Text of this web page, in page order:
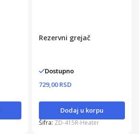
Rezervni grejač
Dostupno
729,00 RSD
Dodaj u korpu
Šifra: ZD-415R-Heater